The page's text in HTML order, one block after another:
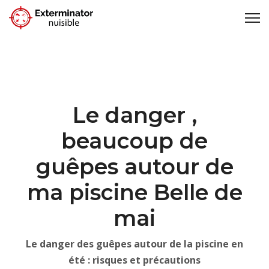
Le danger ,
beaucoup de
guêpes autour de
ma piscine Belle de
mai
Le danger des guêpes autour de la piscine en
été : risques et précautions